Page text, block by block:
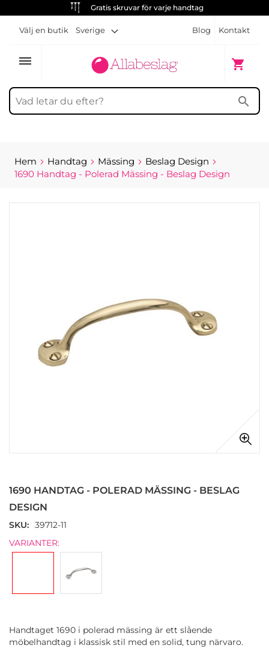
Gratis skruvar för varje handtag
Blog Kontakt
Välj en butik Sverige
dehaze shopping_cart
Min
search
Hem Handtag Mässing
Beslag Design
1690 Handtag - Polerad Mässing - Beslag Design
av
bildgalleriet
1690 HANDTAG - POLERAD MÄSSING - BESLAG
DESIGN
SKU
39712-11
VARIANTER:
Handtaget 1690 i polerad mässing är ett slående
möbelhandtag i klassisk stil med en solid, tung närvaro.